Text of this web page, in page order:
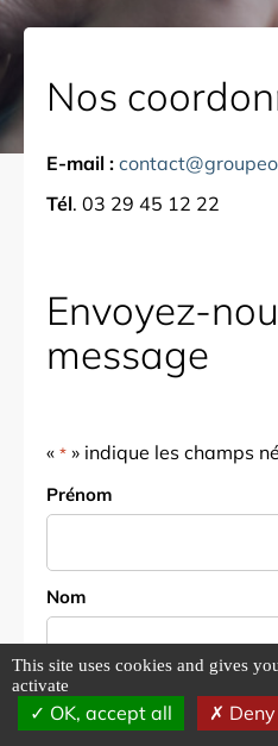
Nos
E-mail :
Tél. 03 29 45 12 22
Envoyez-
message
« *» indique les champs
Nom
*
Prénom
Nom
E-mail *
This site uses cookies and gives
activate
OK, accept all